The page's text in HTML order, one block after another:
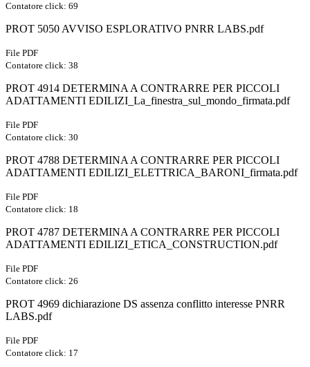
Contatore click: 69
PROT 5050 AVVISO ESPLORATIVO PNRR LABS.pdf
File PDF
Contatore click: 38
PROT 4914 DETERMINA A CONTRARRE PER PICCOLI
ADATTAMENTI EDILIZI_La_finestra_sul_mondo_firmata.pdf
File PDF
Contatore click: 30
PROT 4788 DETERMINA A CONTRARRE PER PICCOLI
ADATTAMENTI EDILIZI_ELETTRICA_BARONI_firmata.pdf
File PDF
Contatore click: 18
PROT 4787 DETERMINA A CONTRARRE PER PICCOLI
ADATTAMENTI EDILIZI_ETICA_CONSTRUCTION.pdf
File PDF
Contatore click: 26
PROT 4969 dichiarazione DS assenza conflitto interesse PNRR
LABS.pdf
File PDF
Contatore click: 17